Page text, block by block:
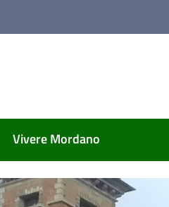
Vivere Mordano